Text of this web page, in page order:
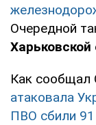
Очередной
Харьковской
Как сообщал
атаковала
ПВО сбили